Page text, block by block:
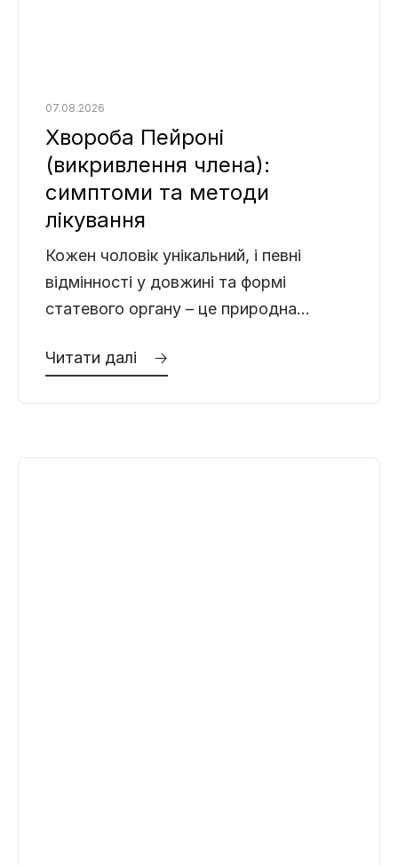
Хвороба Пейроні
(викривлення члена):
симптоми та методи
лікування
07.08.2026
Кожен чоловік унікальний, і певні
відмінності у довжині та формі
статевого органу – це природна
і це зовсім не
Читати далі 🡢